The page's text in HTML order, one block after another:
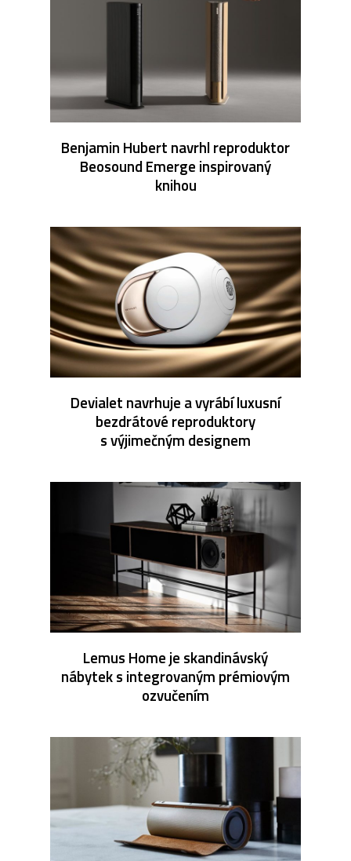
Benjamin Hubert navrhl reproduktor
Beosound Emerge inspirovaný
knihou
Devialet navrhuje a vyrábí luxusní
bezdrátové reproduktory
s výjimečným designem
Lemus Home je skandinávský
nábytek s integrovaným prémiovým
ozvučením